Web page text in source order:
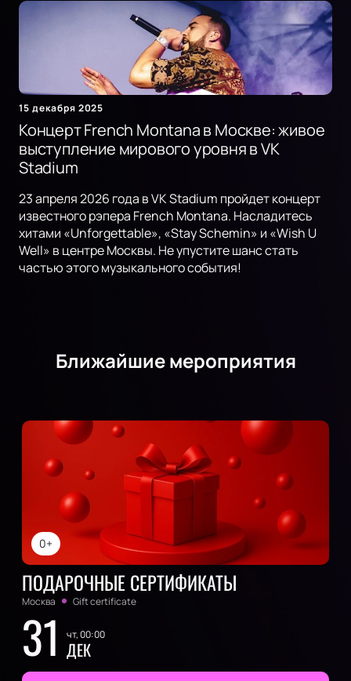
15 декабря 2025
Концерт French Montana в Москве: живое
выступление мирового уровня в VK
Stadium
23 апреля 2026 года в VK Stadium пройдет концерт
известного рэпера French Montana. Насладитесь
хитами «Unforgettable», «Stay Schemin» и «Wish U
Well» в центре Москвы. Не упустите шанс стать
частью этого музыкального события!
Ближайшие мероприятия
0+
ПОДАРОЧНЫЕ СЕРТИФИКАТЫ
Москва Gift certificate
31 чт, 00:00
ДЕК